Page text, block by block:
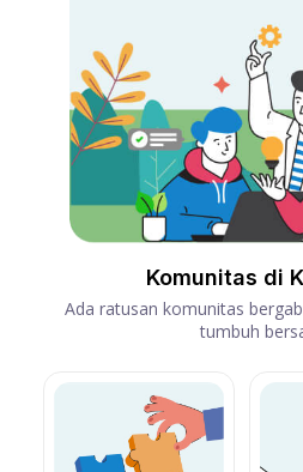
Komunitas di
Ada ratusan komunitas
tumbuh